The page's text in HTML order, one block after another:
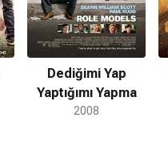
Dediğimi Yap
Yaptığımı Yapma
2008